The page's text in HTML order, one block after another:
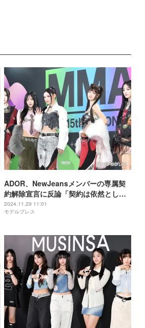
ADOR、NewJeansメンバーの専属契
約解除宣言に反論「契約は依然として
有効」韓国報道
2024.11.29 11:01
モデルプレス